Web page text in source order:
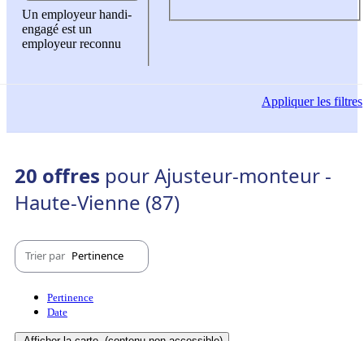
Un employeur handi-
engagé est un
employeur reconnu
Appliquerles filtres
20 offres pour Ajusteur-monteur -
Haute-Vienne (87)
Trier par Pertinence
Pertinence
Date